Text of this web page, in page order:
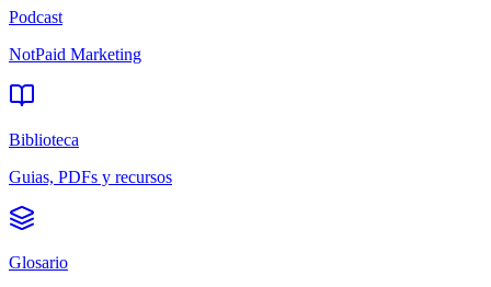
Podcast
NotPaid Marketing
Biblioteca
Guias, PDFs y recursos
Glosario